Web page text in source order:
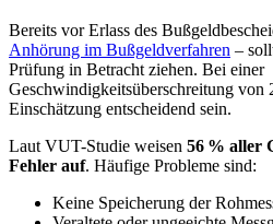
Bereits vor Erlass des
Anhörung im Bußgeldverfahren –
Prüfung in Betracht ziehen. Bei einer
Geschwindigkeitsüberschreitung von
Einschätzung entscheidend sein.
Laut VUT-Studie weisen 56 % aller
Fehler auf. Häufige Probleme sind:
Keine Speicherung der